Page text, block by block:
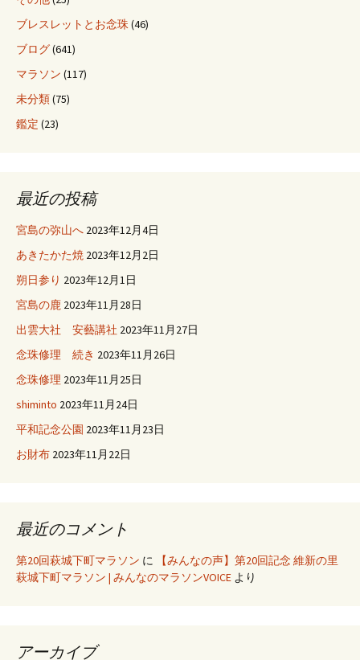
ブレスレットとお念珠(46)
ブログ(641)
マラソン (117)
未分類(75)
鑑定 (23)
最近の投稿
宮島の弥山へ 2023年12月4日
あきたかた焼 2023年12月2日
朔日参り 2023年12月1日
宮島の鹿 2023年11月28日
出雲大社 安藝講社 2023年11月27日
念珠修理 続き 2023年11月26日
念珠修理 2023年11月25日
shiminto 2023年11月24日
平和記念公園 2023年11月23日
お財布 2023年11月22日
最近のコメント
第20回萩城下町マラソン に
【みんなの声】第20回記念 維新の里
萩城下町マラソン | みんなのマラソンVOICE より
アーカイブ